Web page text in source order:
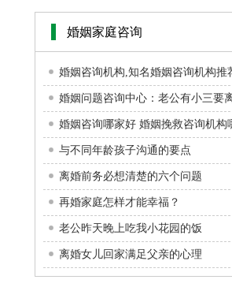
婚姻家庭咨询
婚姻咨询机构,知名婚姻咨询机构推
婚姻问题咨询中心：老公有小三要
婚姻咨询哪家好 婚姻挽救咨询机构
与不同年龄孩子沟通的要点
离婚前务必想清楚的六个问题
再婚家庭怎样才能幸福？
老公昨天晚上吃我小花园的饭
离婚女儿回家满足父亲的心理